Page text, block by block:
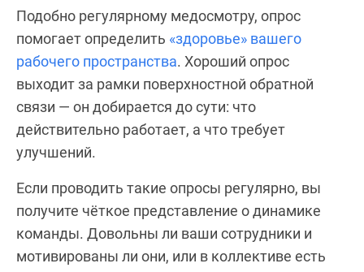
Подобно регулярному медосмотру, опрос
помогает определить «здоровье» вашего
рабочего пространства. Хороший опрос
выходит за рамки поверхностной обратной
связи — он добирается до сути: что
действительно работает, а что требует
улучшений.
Если проводить такие опросы регулярно, вы
получите чёткое представление о динамике
команды. Довольны ли ваши сотрудники и
мотивированы ли они, или в коллективе есть